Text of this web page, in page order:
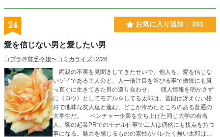
24 お気に入り追加 201
愛を信じない男と愛したい男
コプラ＠貧乏令嬢〜コミカライズ12/26
両親の不実を見聞きしてきたせいで、他人を、愛を信じな
いゲイである主人公と、人一倍注目を浴びる事で傲慢にも真
っ直ぐに生きてきた男の巡り合わせ。 個人情報を明かさず
に《ロウ》としてモデルをしてる太郎は、普段は冴えない格
好で地味な友人達と連む、どこか冷めたところのある普通の
大学生だ。 ベンチャー企業を立ち上げた同じ大学の有名
人、響の起業PRでのモデル仕事で二人は偶然にも接点を持つ
事になる。魅力を感じるものの素性がバレたく無い太郎は、